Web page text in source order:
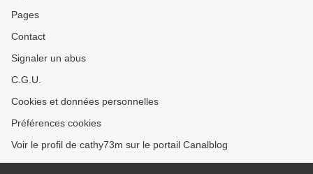
Pages
Contact
Signaler un abus
C.G.U.
Cookies et données personnelles
Préférences cookies
Voir le profil de cathy73m sur le portail Canalblog